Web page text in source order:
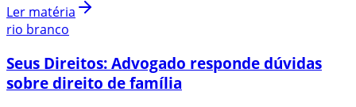
Ler matéria
rio branco
Seus Direitos: Advogado responde dúvidas
sobre direito de família